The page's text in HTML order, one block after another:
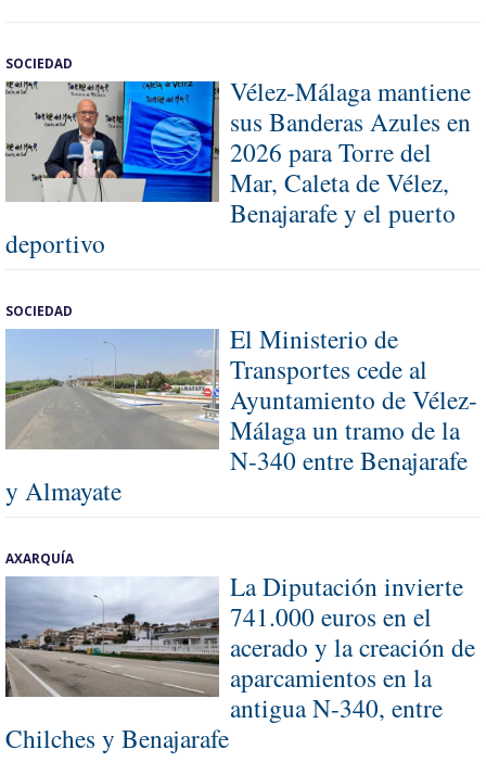
SOCIEDAD
Vélez-Málaga mantiene
sus Banderas Azules en
2026 para Torre del
Mar, Caleta de Vélez,
Benajarafe y el puerto
deportivo
SOCIEDAD
El Ministerio de
Transportes cede al
Ayuntamiento de Vélez-
Málaga un tramo de la
N-340 entre Benajarafe
y Almayate
AXARQUÍA
La Diputación invierte
741.000 euros en el
acerado y la creación de
aparcamientos en la
antigua N-340, entre
Chilches y Benajarafe